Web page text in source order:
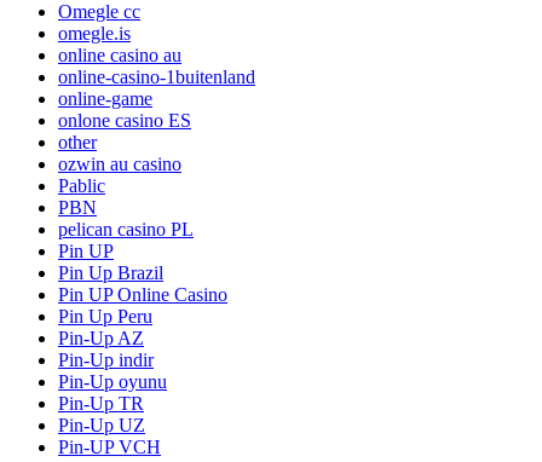
Omegle cc
omegle.is
online casino au
online-casino-1buitenland
online-game
onlone casino ES
other
ozwin au casino
Pablic
PBN
pelican casino PL
Pin UP
Pin Up Brazil
Pin UP Online Casino
Pin Up Peru
Pin-Up AZ
Pin-Up indir
Pin-Up oyunu
Pin-Up TR
Pin-Up UZ
Pin-UP VCH